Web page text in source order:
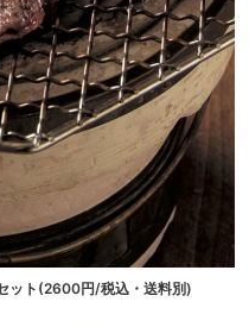
ット(2600円/税込・送料別)